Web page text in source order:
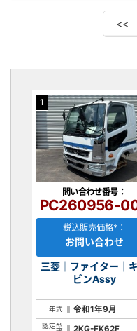
<<
1
問い合わせ番号：
PC260956-
税込販売価格*：
お問い合わせ
三菱｜ファイター｜
ビンAssy
年式 令和1年9月
認定型
2KG-FK62F